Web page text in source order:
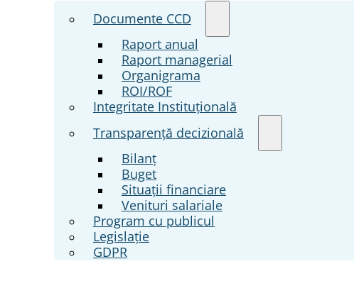
Documente CCD
Raport anual
Raport managerial
Organigrama
ROI/ROF
Integritate Instituțională
Transparenţă decizională
Bilanț
Buget
Situații financiare
Venituri salariale
Program cu publicul
Legislație
GDPR